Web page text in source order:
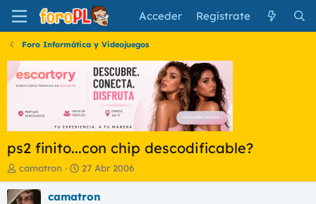
Acceder Regístrate
Foro Informática y Videojuegos
ps2 finito...con chip descodificable?
I
n
i
camatron
F
e
c
27 Abr 2006
camatron